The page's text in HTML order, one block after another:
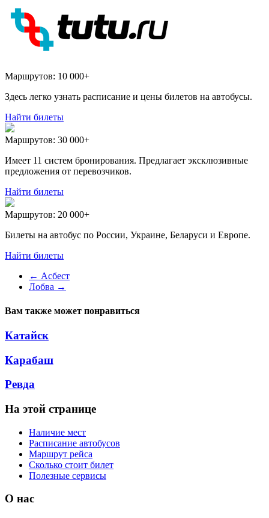
Маршрутов: 10 000+
Здесь легко узнать расписание и цены билетов на автобусы.
Найти билеты
Маршрутов: 30 000+
Имеет 11 систем бронирования. Предлагает эксклюзивные
предложения от перевозчиков.
Найти билеты
Маршрутов: 20 000+
Билеты на автобус по России, Украине, Беларуси и Европе.
Найти билеты
← Асбест
Лобва →
Вам также может понравиться
Катайск
Карабаш
Ревда
На этой странице
Наличие мест
Расписание автобусов
Маршрут рейса
Сколько стоит билет
Полезные сервисы
О нас